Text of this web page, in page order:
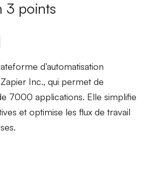
3 points
d’automatisation
Inc., qui permet de
7000 applications. Ellesimplifie
et optimise les flux de travail